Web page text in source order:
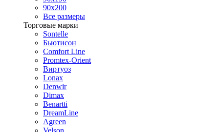
90х200
Все размеры
Торговые марки
Sontelle
Бьютисон
Comfort Line
Promtex-Orient
Виртуоз
Lonax
Denwir
Dimax
Benartti
DreamLine
Agreen